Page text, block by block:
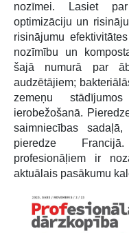
nozīmei. Lasiet
optimizāciju un
risinājumu
nozīmību un
šajā numurā par
audzētājiem;
zemeņu
ierobežošanā.
saimniecības
pieredze
profesionāļiem ir
aktuālais pasākumu